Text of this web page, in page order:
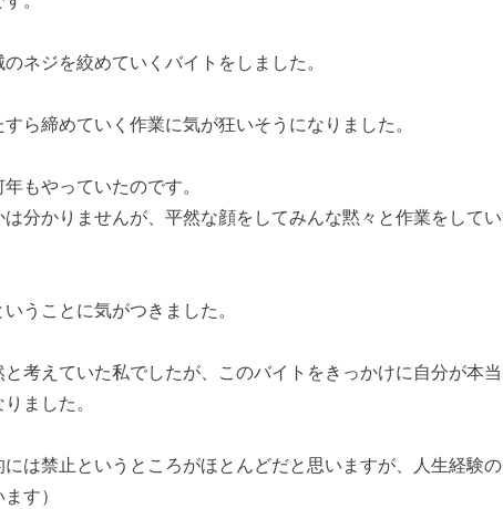
ネジを絞めていくバイトをしました。
ら締めていく作業に気が狂いそうになりました。
もやっていたのです。
分かりませんが、平然な顔をしてみんな黙々と作業をして
うことに気がつきました。
と考えていた私でしたが、このバイトをきっかけに自分が本
ました。
には禁止というところがほとんどだと思いますが、人生経験
す）